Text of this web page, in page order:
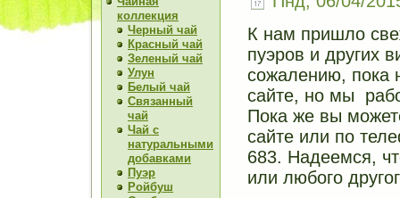
коллекция
Черный чай
Красный чай
Зеленый чай
Улун
Белый чай
Связанный
чай
Чай с
натуральными
добавками
Пуэр
Ройбуш
К нам пришло
пуэров и других
сожалению, пока
сайте, но мы
Пока же вы
сайте или по
683. Надеемся,
или любого